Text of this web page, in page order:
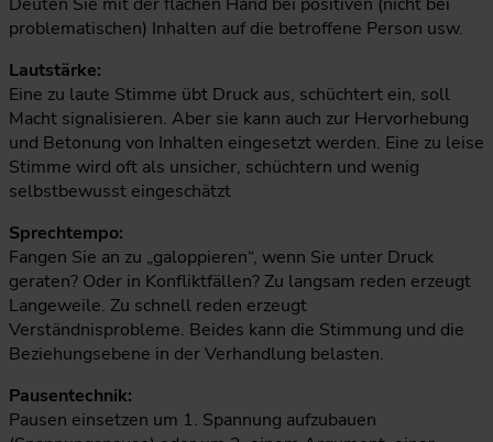
problematischen) Inhalten auf die betroffene Person usw.
Lautstärke:
Eine zu laute Stimme übt Druck aus, schüchtert ein, soll
Macht signalisieren. Aber sie kann auch zur Hervorhebung
und Betonung von Inhalten eingesetzt werden. Eine zu leise
Stimme wird oft als unsicher, schüchtern und wenig
selbstbewusst eingeschätzt
Sprechtempo:
Fangen Sie an zu „galoppieren“, wenn Sie unter Druck
geraten? Oder in Konfliktfällen? Zu langsam reden erzeugt
Langeweile. Zu schnell reden erzeugt
Verständnisprobleme. Beides kann die Stimmung und die
Beziehungsebene in der Verhandlung belasten.
Pausentechnik:
Pausen einsetzen um 1. Spannung aufzubauen